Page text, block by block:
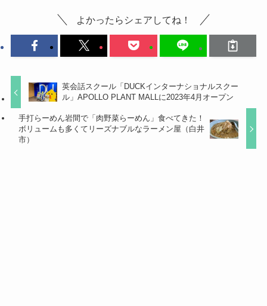
よかったらシェアしてね！
英会話スクール「DUCKインターナショナルスクー
ル」APOLLO PLANT MALLに2023年4月オープン
手打らーめん岩間で「肉野菜らーめん」食べてきた！
ボリュームも多くてリーズナブルなラーメン屋（白井
市）